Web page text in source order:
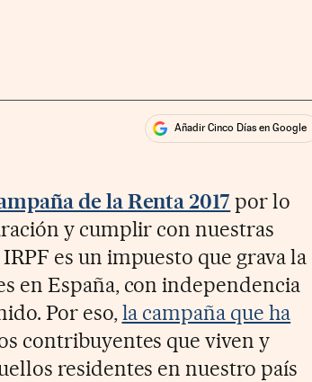
Añadir Cinco Días en Google
de la Renta 2017 por lo
y cumplir con nuestras
es un impuesto que grava la
en España, con independencia
Por eso, la campaña que ha
contribuyentes que viven y
residentes en nuestro país